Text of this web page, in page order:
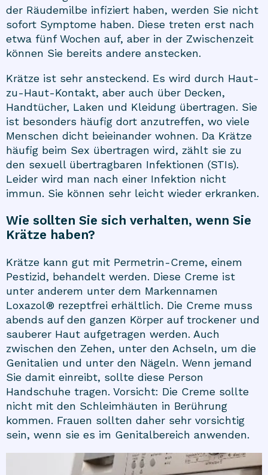
der Räudemilbe infiziert haben, werden Sie nicht
sofort Symptome haben. Diese treten erst nach
etwa fünf Wochen auf, aber in der Zwischenzeit
können Sie bereits andere anstecken.
Krätze ist sehr ansteckend. Es wird durch Haut-
zu-Haut-Kontakt, aber auch über Decken,
Handtücher, Laken und Kleidung übertragen. Sie
ist besonders häufig dort anzutreffen, wo viele
Menschen dicht beieinander wohnen. Da Krätze
häufig beim Sex übertragen wird, zählt sie zu
den sexuell übertragbaren Infektionen (STIs).
Leider wird man nach einer Infektion nicht
immun. Sie können sehr leicht wieder erkranken.
Wie sollten Sie sich verhalten, wenn Sie
Krätze haben?
Krätze kann gut mit Permetrin-Creme, einem
Pestizid, behandelt werden. Diese Creme ist
unter anderem unter dem Markennamen
Loxazol® rezeptfrei erhältlich. Die Creme muss
abends auf den ganzen Körper auf trockener und
sauberer Haut aufgetragen werden. Auch
zwischen den Zehen, unter den Achseln, um die
Genitalien und unter den Nägeln. Wenn jemand
Sie damit einreibt, sollte diese Person
Handschuhe tragen. Vorsicht: Die Creme sollte
nicht mit den Schleimhäuten in Berührung
kommen. Frauen sollten daher sehr vorsichtig
sein, wenn sie es im Genitalbereich anwenden.